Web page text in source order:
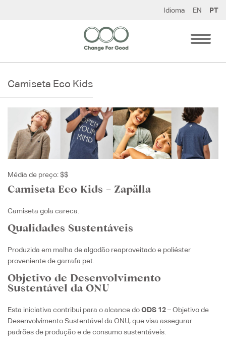
Idioma EN PT
Camiseta Eco Kids
Média de preço: $$
Camiseta Eco Kids – Zapälla
Camiseta gola careca.
Qualidades Sustentáveis
Produzida em malha de algodão reaproveitado e poliéster
proveniente de garrafa pet.
Objetivo de Desenvolvimento
Sustentável da ONU
Esta iniciativa contribui para o alcance doODS 12– Objetivo de
Desenvolvimento Sustentável da ONU, que visa assegurar
padrões de produção e de consumo sustentáveis.